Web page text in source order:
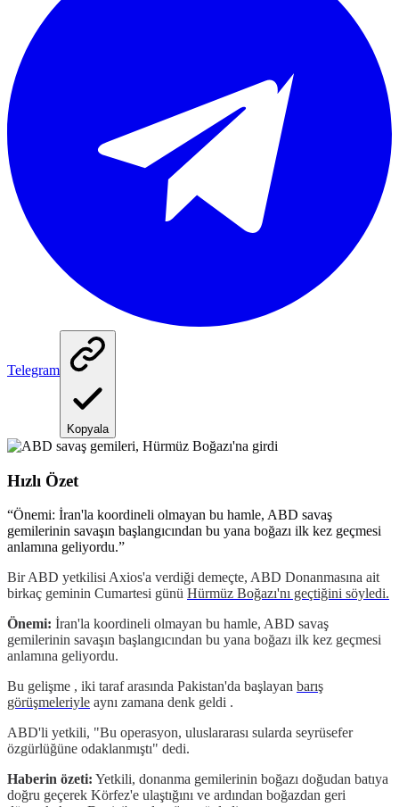
Telegram
Kopyala
Hızlı Özet
“Önemi: İran'la koordineli olmayan bu hamle, ABD savaş
gemilerinin savaşın başlangıcından bu yana boğazı ilk kez geçmesi
anlamına geliyordu.”
Bir ABD yetkilisi Axios'a verdiği demeçte, ABD Donanmasına ait
birkaç geminin Cumartesi günü Hürmüz Boğazı'nı geçtiğini söyledi.
Önemi: İran'la koordineli olmayan bu hamle, ABD savaş
gemilerinin savaşın başlangıcından bu yana boğazı ilk kez geçmesi
anlamına geliyordu.
Bu gelişme , iki taraf arasında Pakistan'da başlayan barış
görüşmeleriyle aynı zamana denk geldi .
ABD'li yetkili, "Bu operasyon, uluslararası sularda seyrüsefer
özgürlüğüne odaklanmıştı" dedi.
Haberin özeti: Yetkili, donanma gemilerinin boğazı doğudan batıya
doğru geçerek Körfez'e ulaştığını ve ardından boğazdan geri